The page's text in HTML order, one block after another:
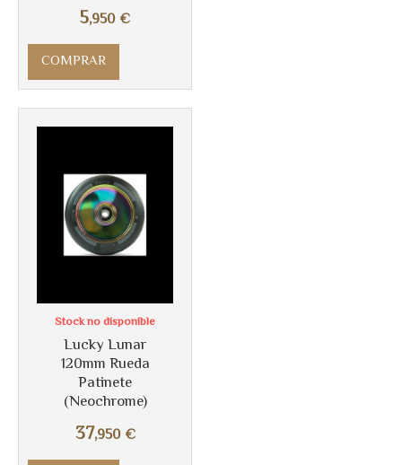
5,950 €
COMPRAR
Lucky Lunar
120mm Rueda
Patinete
(Neochrome)
37,950 €
Stock no disponible
Más info